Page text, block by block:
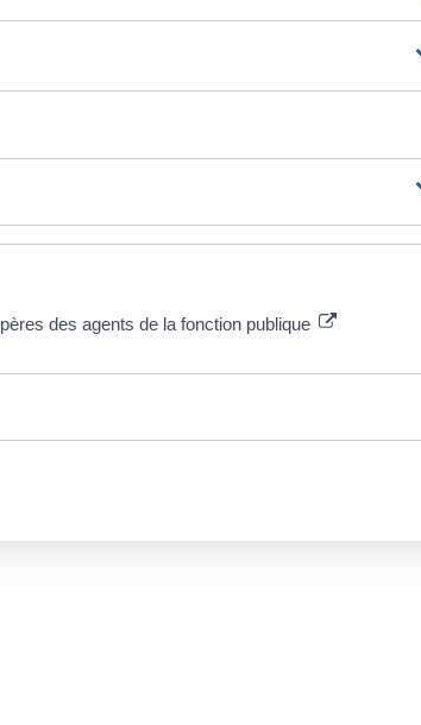
des agents de la fonction publique